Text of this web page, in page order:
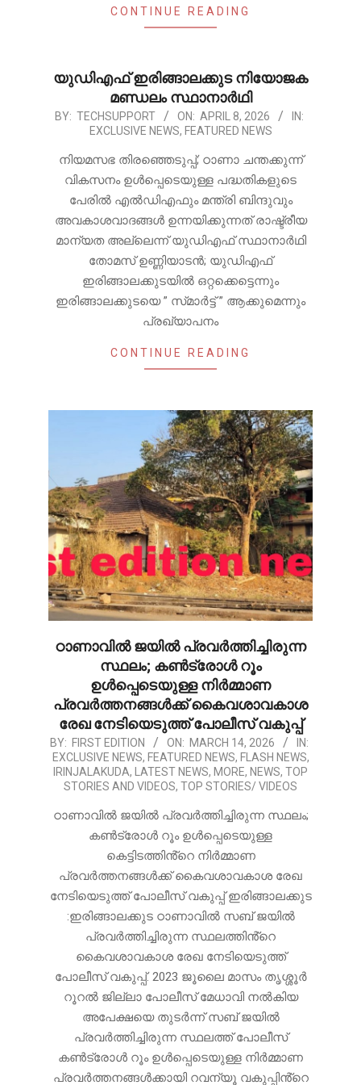
CONTINUE READING
യുഡിഎഫ് ഇരിങ്ങാലക്കുട നിയോജക
മണ്ഡലം സ്ഥാനാർഥി
2026-
08
BY: TECHSUPPORT ON: APRIL 8, 2026
IN:
EXCLUSIVE NEWS, FEATURED NEWS
നിയമസഭ തിരഞ്ഞെടുപ്പ്; ഠാണാ ചന്തക്കുന്ന്
വികസനം ഉൾപ്പെടെയുള്ള പദ്ധതികളുടെ
പേരിൽ എൽഡിഎഫും മന്ത്രി ബിന്ദുവും
അവകാശവാദങ്ങൾ ഉന്നയിക്കുന്നത് രാഷ്ട്രീയ
മാന്യത അല്ലെന്ന് യുഡിഎഫ് സ്ഥാനാർഥി
തോമസ് ഉണ്ണിയാടൻ; യുഡിഎഫ്
ഇരിങ്ങാലക്കുടയിൽ ഒറ്റക്കെട്ടെന്നും
ഇരിങ്ങാലക്കുടയെ ” സ്‌മാർട്ട് ” ആക്കുമെന്നും
പ്രഖ്യാപനം
CONTINUE READING
ഠാണാവിൽ ജയിൽ പ്രവർത്തിച്ചിരുന്ന
സ്ഥലം; കൺട്രോൾ റൂം
ഉൾപ്പെടെയുള്ള നിർമ്മാണ
പ്രവർത്തനങ്ങൾക്ക് കൈവശാവകാശ
രേഖ നേടിയെടുത്ത് പോലീസ് വകുപ്പ്
2026-
03-
BY: FIRST EDITION ON: MARCH 14, 2026
IN:
EXCLUSIVE NEWS, FEATURED NEWS, FLASH NEWS,
IRINJALAKUDA, LATEST NEWS, MORE, NEWS, TOP
STORIES AND VIDEOS, TOP STORIES/ VIDEOS
ഠാണാവിൽ ജയിൽ പ്രവർത്തിച്ചിരുന്ന സ്ഥലം;
കൺട്രോൾ റൂം ഉൾപ്പെടെയുള്ള
കെട്ടിടത്തിൻ്റെ നിർമ്മാണ
പ്രവർത്തനങ്ങൾക്ക് കൈവശാവകാശ രേഖ
നേടിയെടുത്ത് പോലീസ് വകുപ്പ് ഇരിങ്ങാലക്കുട
:ഇരിങ്ങാലക്കുട ഠാണാവിൽ സബ് ജയിൽ
പ്രവർത്തിച്ചിരുന്ന സ്ഥലത്തിൻ്റെ
കൈവശാവകാശ രേഖ നേടിയെടുത്ത്
പോലീസ് വകുപ്പ്. 2023 ജൂലൈ മാസം തൃശ്ശൂർ
റൂറൽ ജില്ലാ പോലീസ് മേധാവി നൽകിയ
അപേക്ഷയെ തുടർന്ന് സബ് ജയിൽ
പ്രവർത്തിച്ചിരുന്ന സ്ഥലത്ത് പോലീസ്
കൺട്രോൾ റൂം ഉൾപ്പെടെയുള്ള നിർമ്മാണ
പ്രവർത്തനങ്ങൾക്കായി റവന്യൂ വകുപ്പിൻ്റെ